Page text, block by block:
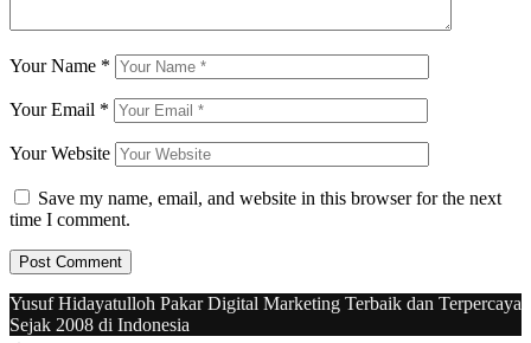
Your Name *
Your Email *
Your Website
Save my name, email, and website in this browser for the next
time I comment.
Yusuf Hidayatulloh Pakar Digital Marketing Terbaik dan Terpercaya
Sejak 2008 di Indonesia